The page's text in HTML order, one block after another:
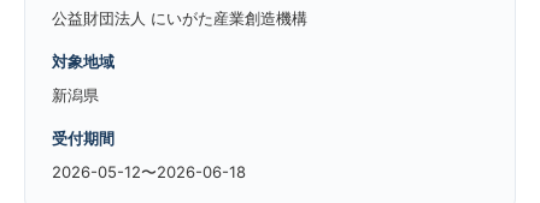
公益財団法人 にいがた産業創造機構
対象地域
新潟県
受付期間
2026-05-12〜2026-06-18